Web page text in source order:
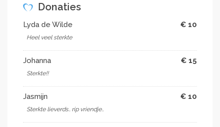
Donaties
Lyda de Wilde € 10
Heel veel sterkte
Johanna € 15
Sterkte!!
Jasmijn € 10
Sterkte lieverds.. rip vriendje..